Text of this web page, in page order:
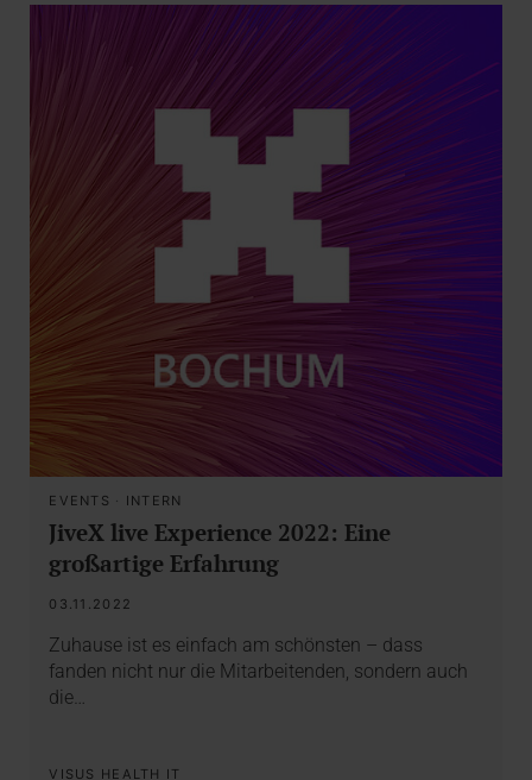
EVENTS · INTERN
JiveX live Experience 2022: Eine
großartige Erfahrung
03.11.2022
Zuhause ist es einfach am schönsten – dass
fanden nicht nur die Mitarbeitenden, sondern auch
die…
VISUS HEALTH IT